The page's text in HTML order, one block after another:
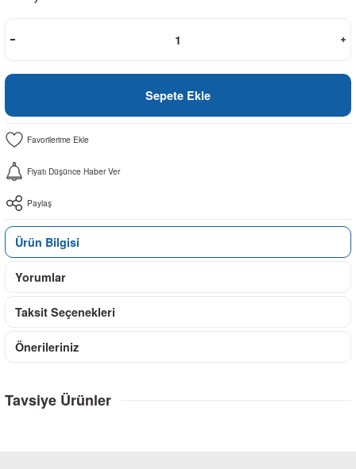
Sepete Ekle
Fiyatı Düşünce Haber Ver
Paylaş
Ürün Bilgisi
Yorumlar
Taksit Seçenekleri
Önerileriniz
Tavsiye Ürünler